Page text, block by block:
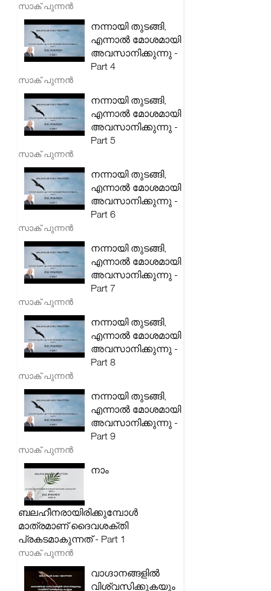
സാക് പുന്നൻ
നന്നായി തുടങ്ങി,
എന്നാൽ മോശമായി
അവസാനിക്കുന്നു -
Part 4
സാക് പുന്നൻ
നന്നായി തുടങ്ങി,
എന്നാൽ മോശമായി
അവസാനിക്കുന്നു -
Part 5
സാക് പുന്നൻ
നന്നായി തുടങ്ങി,
എന്നാൽ മോശമായി
അവസാനിക്കുന്നു -
Part 6
സാക് പുന്നൻ
നന്നായി തുടങ്ങി,
എന്നാൽ മോശമായി
അവസാനിക്കുന്നു -
Part 7
സാക് പുന്നൻ
നന്നായി തുടങ്ങി,
എന്നാൽ മോശമായി
അവസാനിക്കുന്നു -
Part 8
സാക് പുന്നൻ
നന്നായി തുടങ്ങി,
എന്നാൽ മോശമായി
അവസാനിക്കുന്നു -
Part 9
സാക് പുന്നൻ
നാം
ബലഹീനരായിരിക്കുമ്പോൾ
മാത്രമാണ് ദൈവശക്തി
പ്രകടമാകുന്നത് - Part 1
സാക് പുന്നൻ
വാഗ്ദാനങ്ങളിൽ
വിശ്വസിക്കുകയും